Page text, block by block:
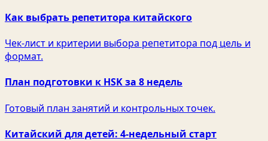
Как выбрать репетитора китайского
Чек‑лист и критерии выбора репетитора под цель и
формат.
План подготовки к HSK за 8 недель
Готовый план занятий и контрольных точек.
Китайский для детей: 4‑недельный старт